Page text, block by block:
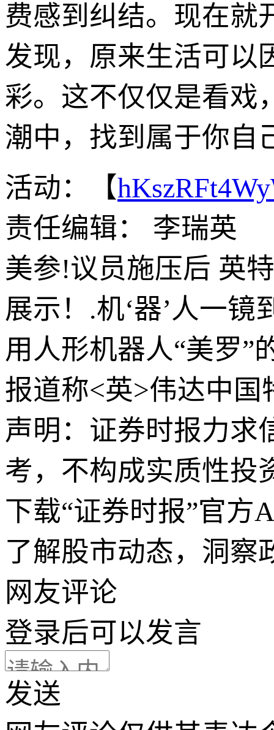
费感到纠结。现在就
发现，原来生活可以
彩。这不仅仅是看戏
潮中，找到属于你自
活动：【
责任编辑： 李瑞英
美参!议员施压后 英
展示！.机‘器’人一
用人形机器人“美罗”
报道称<英>伟达中
声明：证券时报力求
考，不构成实质性投
下载“证券时报”官方
了解股市动态，洞察
网友评论
登录后可以发言
发送